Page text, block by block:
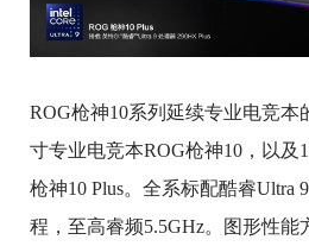
ROG枪神10系列延续专业电竞本
寸专业电竞本ROG枪神10，以及
枪神10 Plus。全系标配酷睿Ultra
程，至高睿频5.5GHz。图形性能